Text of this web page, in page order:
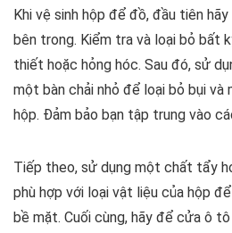
Khi vệ sinh hộp để đồ, đầu tiên
bên trong. Kiểm tra và loại bỏ bất
thiết hoặc hỏng hóc. Sau đó, sử
một bàn chải nhỏ để loại bỏ bụi và
hộp. Đảm bảo bạn tập trung vào
Tiếp theo, sử dụng một chất tẩy
phù hợp với loại vật liệu của hộp
bề mặt. Cuối cùng, hãy để cửa ô